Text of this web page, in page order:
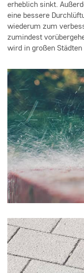
erheblich sinkt.
eine bessere
wiederum zum
zumindest
wird in großen